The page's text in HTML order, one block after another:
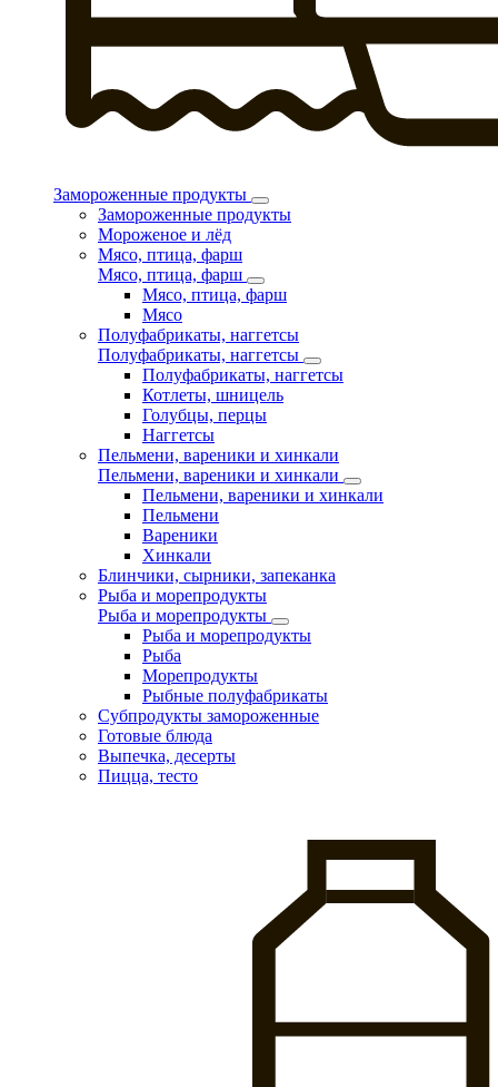
Замороженные продукты
Замороженные продукты
Мороженое и лёд
Мясо, птица, фарш
Мясо, птица, фарш
Мясо, птица, фарш
Мясо
Полуфабрикаты, наггетсы
Полуфабрикаты, наггетсы
Полуфабрикаты, наггетсы
Котлеты, шницель
Голубцы, перцы
Наггетсы
Пельмени, вареники и хинкали
Пельмени, вареники и хинкали
Пельмени, вареники и хинкали
Пельмени
Вареники
Хинкали
Блинчики, сырники, запеканка
Рыба и морепродукты
Рыба и морепродукты
Рыба и морепродукты
Рыба
Морепродукты
Рыбные полуфабрикаты
Субпродукты замороженные
Готовые блюда
Выпечка, десерты
Пицца, тесто